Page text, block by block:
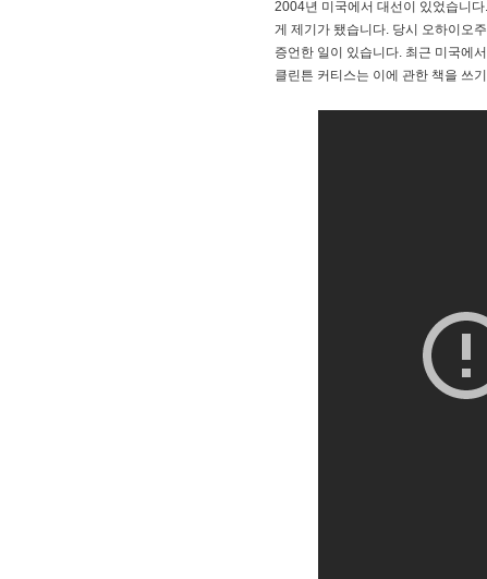
2004년 미국에서 대선이 있었습니
게 제기가 됐습니다. 당시 오하이오
증언한 일이 있습니다. 최근 미국에
클린튼 커티스는 이에 관한 책을 쓰